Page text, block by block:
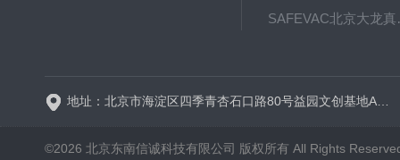
©2026 北京东南信诚科技有限公司 版权所有 All Rights